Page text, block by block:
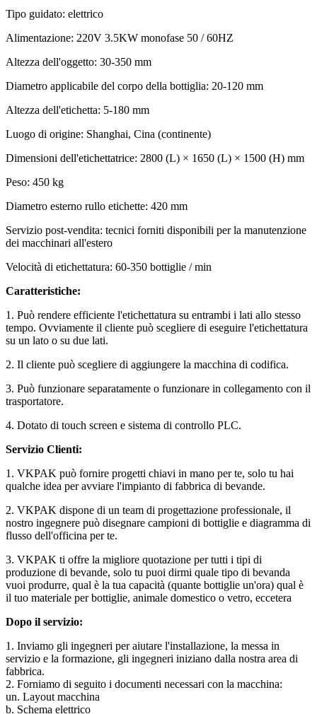
Tipo guidato: elettrico
Alimentazione: 220V 3.5KW monofase 50 / 60HZ
Altezza dell'oggetto: 30-350 mm
Diametro applicabile del corpo della bottiglia: 20-120 mm
Altezza dell'etichetta: 5-180 mm
Luogo di origine: Shanghai, Cina (continente)
Dimensioni dell'etichettatrice: 2800 (L) × 1650 (L) × 1500 (H) mm
Peso: 450 kg
Diametro esterno rullo etichette: 420 mm
Servizio post-vendita: tecnici forniti disponibili per la manutenzione
dei macchinari all'estero
Velocità di etichettatura: 60-350 bottiglie / min
Caratteristiche:
1. Può rendere efficiente l'etichettatura su entrambi i lati allo stesso
tempo. Ovviamente il cliente può scegliere di eseguire l'etichettatura
su un lato o su due lati.
2. Il cliente può scegliere di aggiungere la macchina di codifica.
3. Può funzionare separatamente o funzionare in collegamento con il
trasportatore.
4. Dotato di touch screen e sistema di controllo PLC.
Servizio Clienti:
1. VKPAK può fornire progetti chiavi in mano per te, solo tu hai
qualche idea per avviare l'impianto di fabbrica di bevande.
2. VKPAK dispone di un team di progettazione professionale, il
nostro ingegnere può disegnare campioni di bottiglie e diagramma di
flusso dell'officina per te.
3. VKPAK ti offre la migliore quotazione per tutti i tipi di
produzione di bevande, solo tu puoi dirmi quale tipo di bevanda
vuoi produrre, qual è la tua capacità (quante bottiglie un'ora) qual è
il tuo materiale per bottiglie, animale domestico o vetro, eccetera
Dopo il servizio:
1. Inviamo gli ingegneri per aiutare l'installazione, la messa in
servizio e la formazione, gli ingegneri iniziano dalla nostra area di
fabbrica.
2. Forniamo di seguito i documenti necessari con la macchina:
un. Layout macchina
b. Schema elettrico